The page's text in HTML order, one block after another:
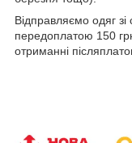
Відправляємо одяг
передоплатою 150
отриманні